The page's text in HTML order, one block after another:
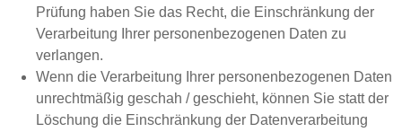
Prüfung haben Sie das Recht, die Einschränkung der
Verarbeitung Ihrer personenbezogenen Daten zu
verlangen.
Wenn die Verarbeitung Ihrer personenbezogenen Daten
unrechtmäßig geschah / geschieht, können Sie statt der
Löschung die Einschränkung der Datenverarbeitung